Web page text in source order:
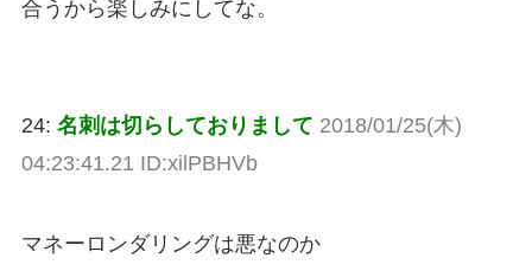
合うから楽しみにしてな。
24: 名刺は切らしておりまして 2018/01/25(木)
04:23:41.21 ID:xilPBHVb
マネーロンダリングは悪なのか